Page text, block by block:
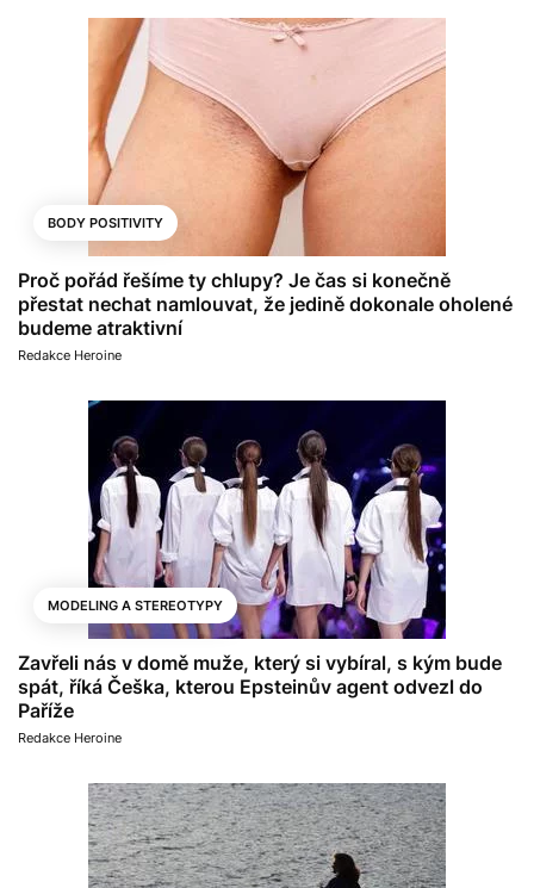
BODY POSITIVITY
Proč pořád řešíme ty chlupy? Je čas si konečně
přestat nechat namlouvat, že jedině dokonale oholené
budeme atraktivní
Redakce Heroine
MODELING A STEREOTYPY
Zavřeli nás v domě muže, který si vybíral, s kým bude
spát, říká Češka, kterou Epsteinův agent odvezl do
Paříže
Redakce Heroine